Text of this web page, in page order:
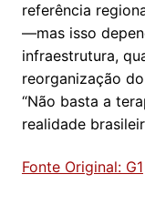
referência
—mas isso
infraestrutura,
reorganização
“Não basta a
realidade
Fonte Original: G1